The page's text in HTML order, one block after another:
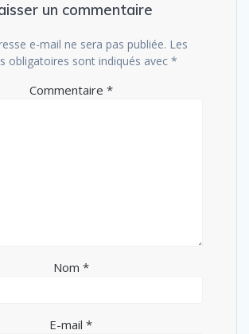
un commentaire
e-mail ne sera pas publiée. Les
obligatoires sont indiqués avec *
Commentaire *
Nom *
E-mail *